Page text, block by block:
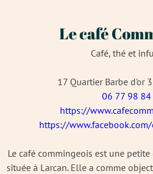
Le café
Café, thé et
17 Quartier Barbe d'or
06 77 98 84
https://
https://
Le café commingeois est une
située à Larcan. Elle a comme